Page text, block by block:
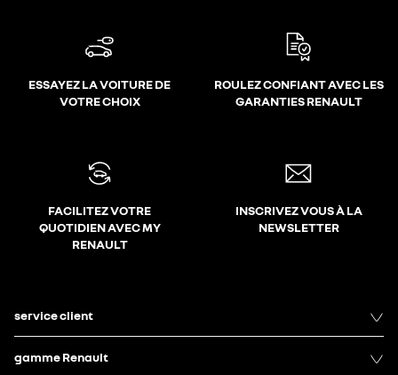
ESSAYEZ LA VOITURE DE
VOTRE CHOIX
ROULEZ CONFIANT AVEC LES
GARANTIES RENAULT
FACILITEZ VOTRE
QUOTIDIEN AVEC MY
RENAULT
INSCRIVEZ VOUS À LA
NEWSLETTER
service client
gamme Renault